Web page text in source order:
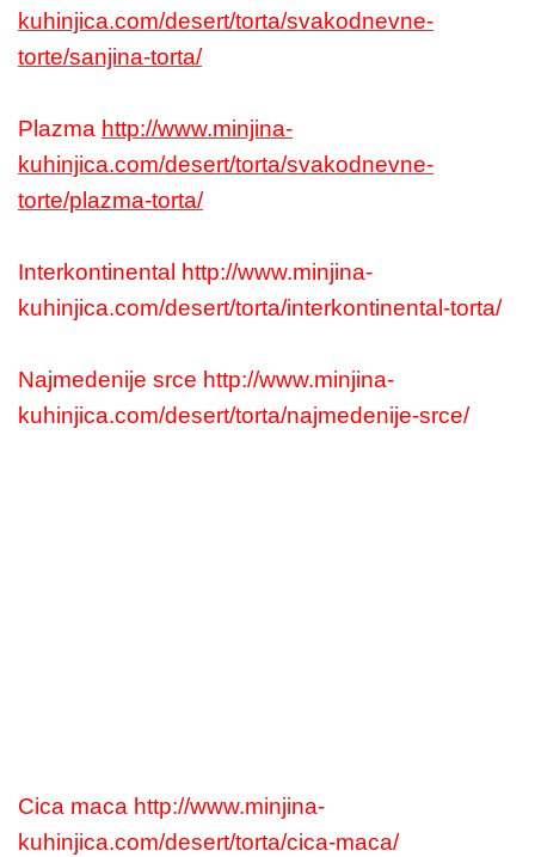
kuhinjica.com/desert/torta/svakodnevne-
torte/sanjina-torta/
Plazma http://www.minjina-
kuhinjica.com/desert/torta/svakodnevne-
torte/plazma-torta/
Interkontinental http://www.minjina-
kuhinjica.com/desert/torta/interkontinental-torta/
Najmedenije srce http://www.minjina-
kuhinjica.com/desert/torta/najmedenije-srce/
Cica maca http://www.minjina-
kuhinjica.com/desert/torta/cica-maca/